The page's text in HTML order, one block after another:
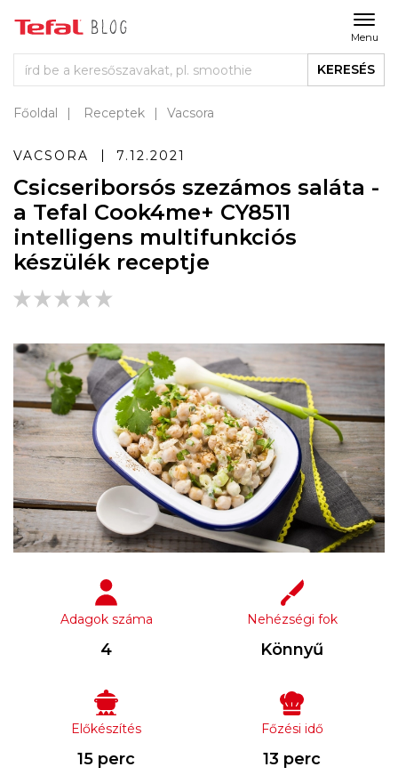
Menu
KERESÉS
Főoldal Receptek Vacsora
VACSORA 7.12.2021
Csicseriborsós szezámos saláta -
a Tefal Cook4me+ CY8511
intelligens multifunkciós
készülék receptje
Adagok száma
4
Nehézségi fok
Könnyű
Előkészítés
15 perc
Főzési idő
13 perc